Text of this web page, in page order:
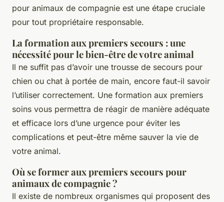
pour animaux de compagnie est une étape cruciale
pour tout propriétaire responsable.
La formation aux premiers secours : une
nécessité pour le bien-être de votre animal
Il ne suffit pas d’avoir une trousse de secours pour
chien ou chat à portée de main, encore faut-il savoir
l’utiliser correctement. Une formation aux premiers
soins vous permettra de réagir de manière adéquate
et efficace lors d’une urgence pour éviter les
complications et peut-être même sauver la vie de
votre animal.
Où se former aux premiers secours pour
animaux de compagnie ?
Il existe de nombreux organismes qui proposent des